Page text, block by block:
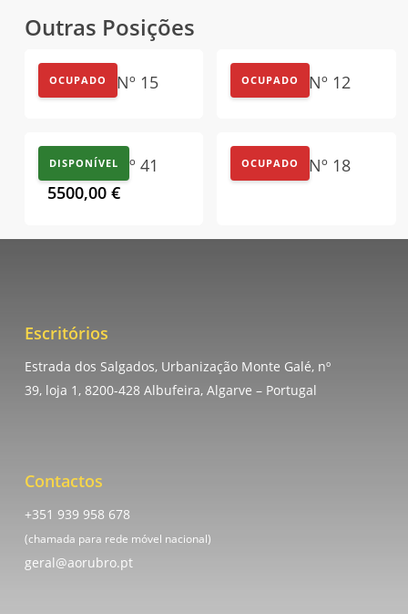
Outras Posições
OCUPADO
Outdoor Nº 15 OCUPADO
Outdoor Nº 12
DISPONÍVEL
Outdoor Nº 41
5500,00 €
OCUPADO
Outdoor Nº 18
Escritórios
Estrada dos Salgados, Urbanização Monte Galé, nº
39, loja 1, 8200-428 Albufeira, Algarve – Portugal
Contactos
+351 939 958 678
(chamada para rede móvel nacional)
geral@aorubro.pt